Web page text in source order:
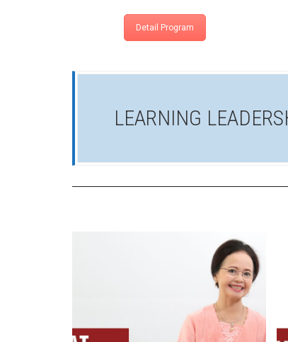
Detail Program
LEARNING